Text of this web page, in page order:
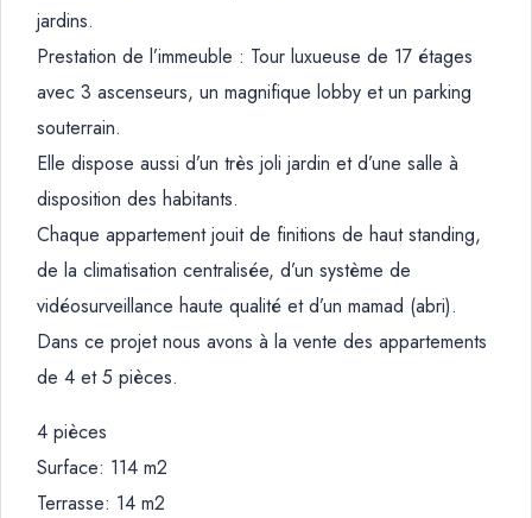
jardins.
Prestation de l’immeuble : Tour luxueuse de 17 étages
avec 3 ascenseurs, un magnifique lobby et un parking
souterrain.
Elle dispose aussi d’un très joli jardin et d’une salle à
disposition des habitants.
Chaque appartement jouit de finitions de haut standing,
de la climatisation centralisée, d’un système de
vidéosurveillance haute qualité et d’un mamad (abri).
Dans ce projet nous avons à la vente des appartements
de 4 et 5 pièces.
4 pièces
Surface: 114 m2
Terrasse: 14 m2